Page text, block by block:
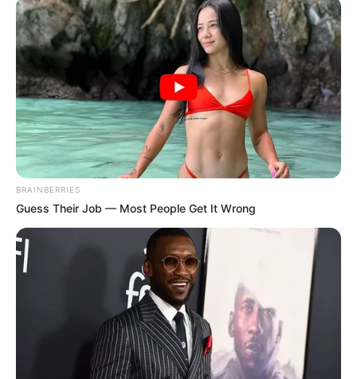
News
ΤΑ ΠΙΟ ΔΗΜΟΦΙΛΗ
BRAINBERRIES
Guess Their Job — Most People Get It Wrong